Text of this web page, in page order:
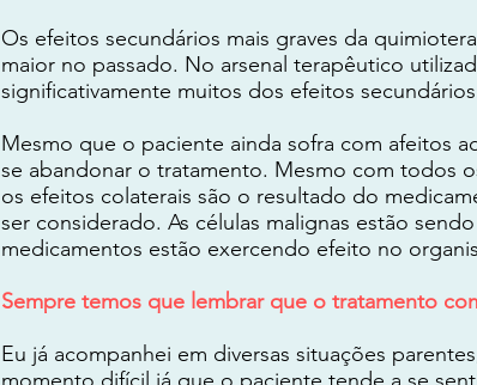
Os efeitos secundários mais graves da
maior no passado. No arsenal terapêutico
significativamente muitos dos efeitos
Mesmo que o paciente ainda sofra com afeitos
se abandonar o tratamento. Mesmo com todos
os efeitos colaterais são o resultado do
ser considerado. As células malignas estão
medicamentos estão exercendo efeito no
Sempre temos que lembrar que o tratamento
Eu já acompanhei em diversas situações